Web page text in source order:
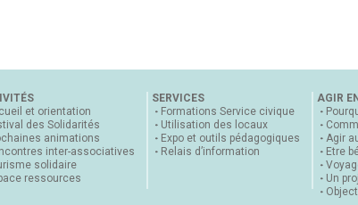
et orientation
des Solidarités
animations
inter-associatives
solidaire
ressources
SERVICES
Formations Service civique
Utilisation des locaux
Expo et outils pédagogiques
Relais d’information
AGIR
Agir
Etre
Un